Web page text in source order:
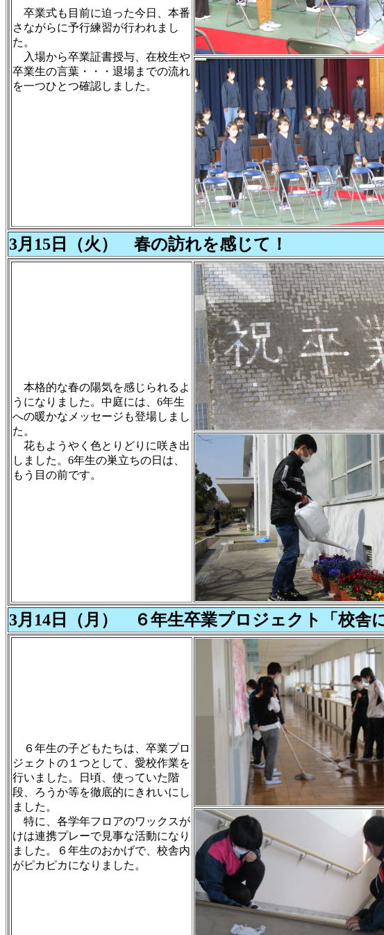
卒業式も目前に迫った今日、本番
さながらに予行練習が行われまし
た。
入場から卒業証書授与、在校生や
卒業生の言葉・・・退場までの流れ
を一つひとつ確認しました。
3月15日（火） 春の訪れを感じて！
本格的な春の陽気を感じられるよ
うになりました。中庭には、6年生
への暖かなメッセージも登場しまし
た。
花もようやく色とりどりに咲き出
しました。6年生の巣立ちの日は、
もう目の前です。
3月14日（月） ６年生卒業プロジェクト「校舎
６年生の子どもたちは、卒業プロ
ジェクトの１つとして、愛校作業を
行いました。日頃、使っていた階
段、ろうか等を徹底的にきれいにし
ました。
特に、各学年フロアのワックスが
けは連携プレーで見事な活動になり
ました。６年生のおかげで、校舎内
がピカピカになりました。